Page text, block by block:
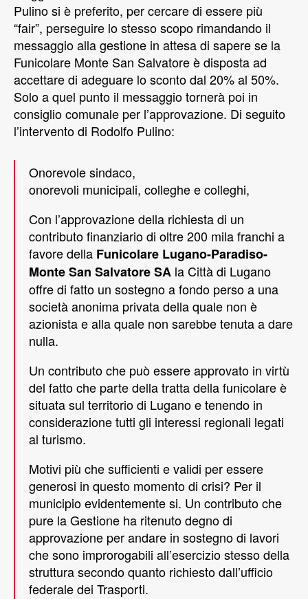
Pulino si è preferito, per cercare di essere più
“fair”, perseguire lo stesso scopo rimandando il
messaggio alla gestione in attesa di sapere se la
Funicolare Monte San Salvatore è disposta ad
accettare di adeguare lo sconto dal 20% al 50%.
Solo a quel punto il messaggio tornerà poi in
consiglio comunale per l’approvazione. Di seguito
l’intervento di Rodolfo Pulino:
Onorevole sindaco,
onorevoli municipali, colleghe e colleghi,
Con l’approvazione della richiesta di un
contributo finanziario di oltre 200 mila franchi a
favore della Funicolare Lugano-Paradiso-
Monte San Salvatore SA la Città di Lugano
offre di fatto un sostegno a fondo perso a una
società anonima privata della quale non è
azionista e alla quale non sarebbe tenuta a dare
nulla.
Un contributo che può essere approvato in virtù
del fatto che parte della tratta della funicolare è
situata sul territorio di Lugano e tenendo in
considerazione tutti gli interessi regionali legati
al turismo.
Motivi più che sufficienti e validi per essere
generosi in questo momento di crisi? Per il
municipio evidentemente si. Un contributo che
pure la Gestione ha ritenuto degno di
approvazione per andare in sostegno di lavori
che sono improrogabili all’esercizio stesso della
struttura secondo quanto richiesto dall’ufficio
federale dei Trasporti.